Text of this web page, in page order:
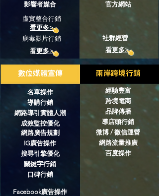
​影響者媒合
官方網站
虛實整合行銷
看更多>
病毒影片行銷
看更多>
社群經營
看更多>
名單操作
導購行銷
網路導引實體人潮
成效監控優化
網路廣告規劃
IG廣告操作
搜尋引擎優化
關鍵字行銷
​口碑行銷
經驗豐富
跨境電商
品牌傳播
導店頭行銷
微博 / 微信運營
網路流量推廣
​百度操作
Facebook廣告操作
​數位媒體宣傳 兩岸跨境行銷